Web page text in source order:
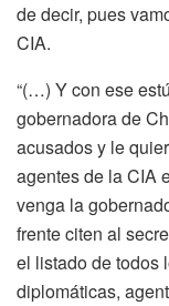
de decir, pues
CIA.
“(…) Y con ese
gobernadora de
acusados y le
agentes de la CIA
venga la
frente citen al
el listado de todos
diplomáticas,